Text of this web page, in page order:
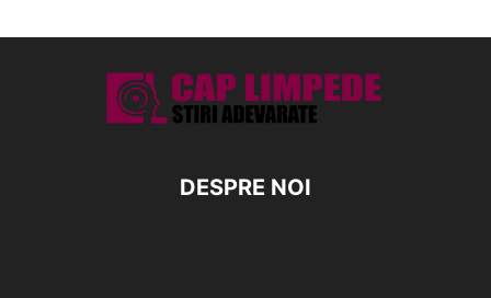
DESPRE NOI